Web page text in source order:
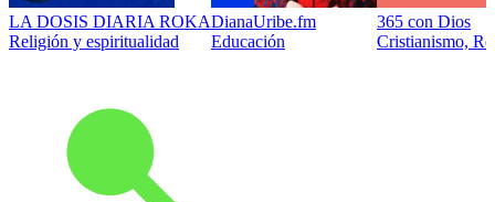
LA DOSIS DIARIA ROKA
Religión y espiritualidad
DianaUribe.fm
Educación
365 con Dios
Cristianismo,